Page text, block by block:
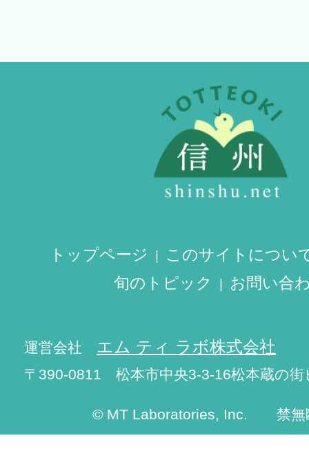
トップページ
このサイトについ
旬のトピック
お問い合
運営会社 エム ティ ラボ株式会社
〒390-0811 松本市中央3-3-16松本蔵の街
© MT Laboratories, Inc. 禁無